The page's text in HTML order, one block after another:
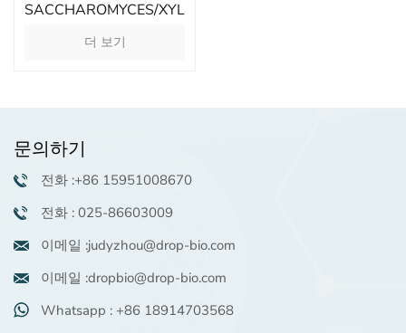
SACCHAROMYCES/XYLINUM/BLACK
리페놀) 프로바이오틱스
더 보기
문의하기
전화 :+86 15951008670
전화 : 025-86603009
이메일 :judyzhou@drop-bio.com
이메일 :dropbio@drop-bio.com
Whatsapp : +86 18914703568